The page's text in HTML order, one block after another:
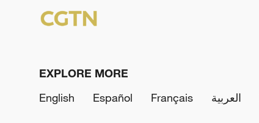
EXPLORE MORE
English
Español Français العربية